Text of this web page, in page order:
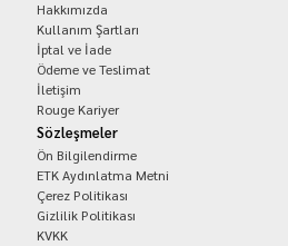
Hakkımızda
Kullanım Şartları
İptal ve İade
Ödeme ve Teslimat
İletişim
Rouge Kariyer
Sözleşmeler
Ön Bilgilendirme
ETK Aydınlatma Metni
Çerez Politikası
Gizlilik Politikası
KVKK